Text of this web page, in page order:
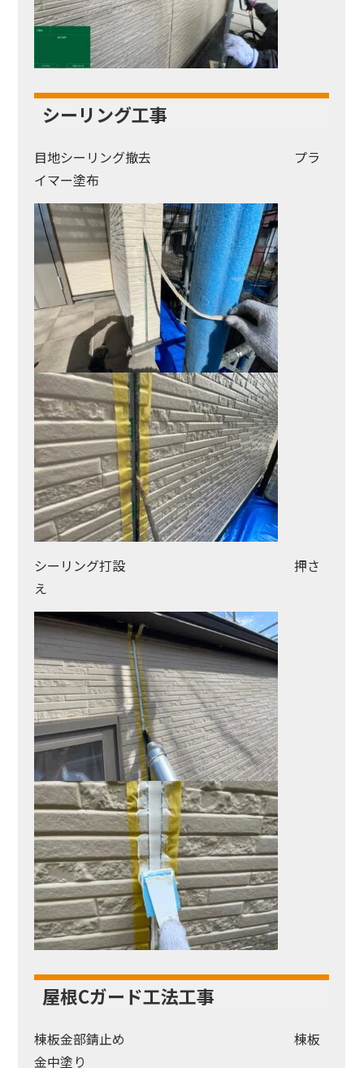
シーリング工事
目地シーリング撤去 プラ
イマー塗布
シーリング打設 押さ
え
屋根Cガード工法工事
棟板金部錆止め 棟板
金中塗り